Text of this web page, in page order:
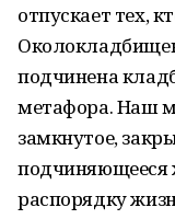
отпускает тех,
подчинена
метафора. Наш
замкнутое,
подчиняющееся
распорядку